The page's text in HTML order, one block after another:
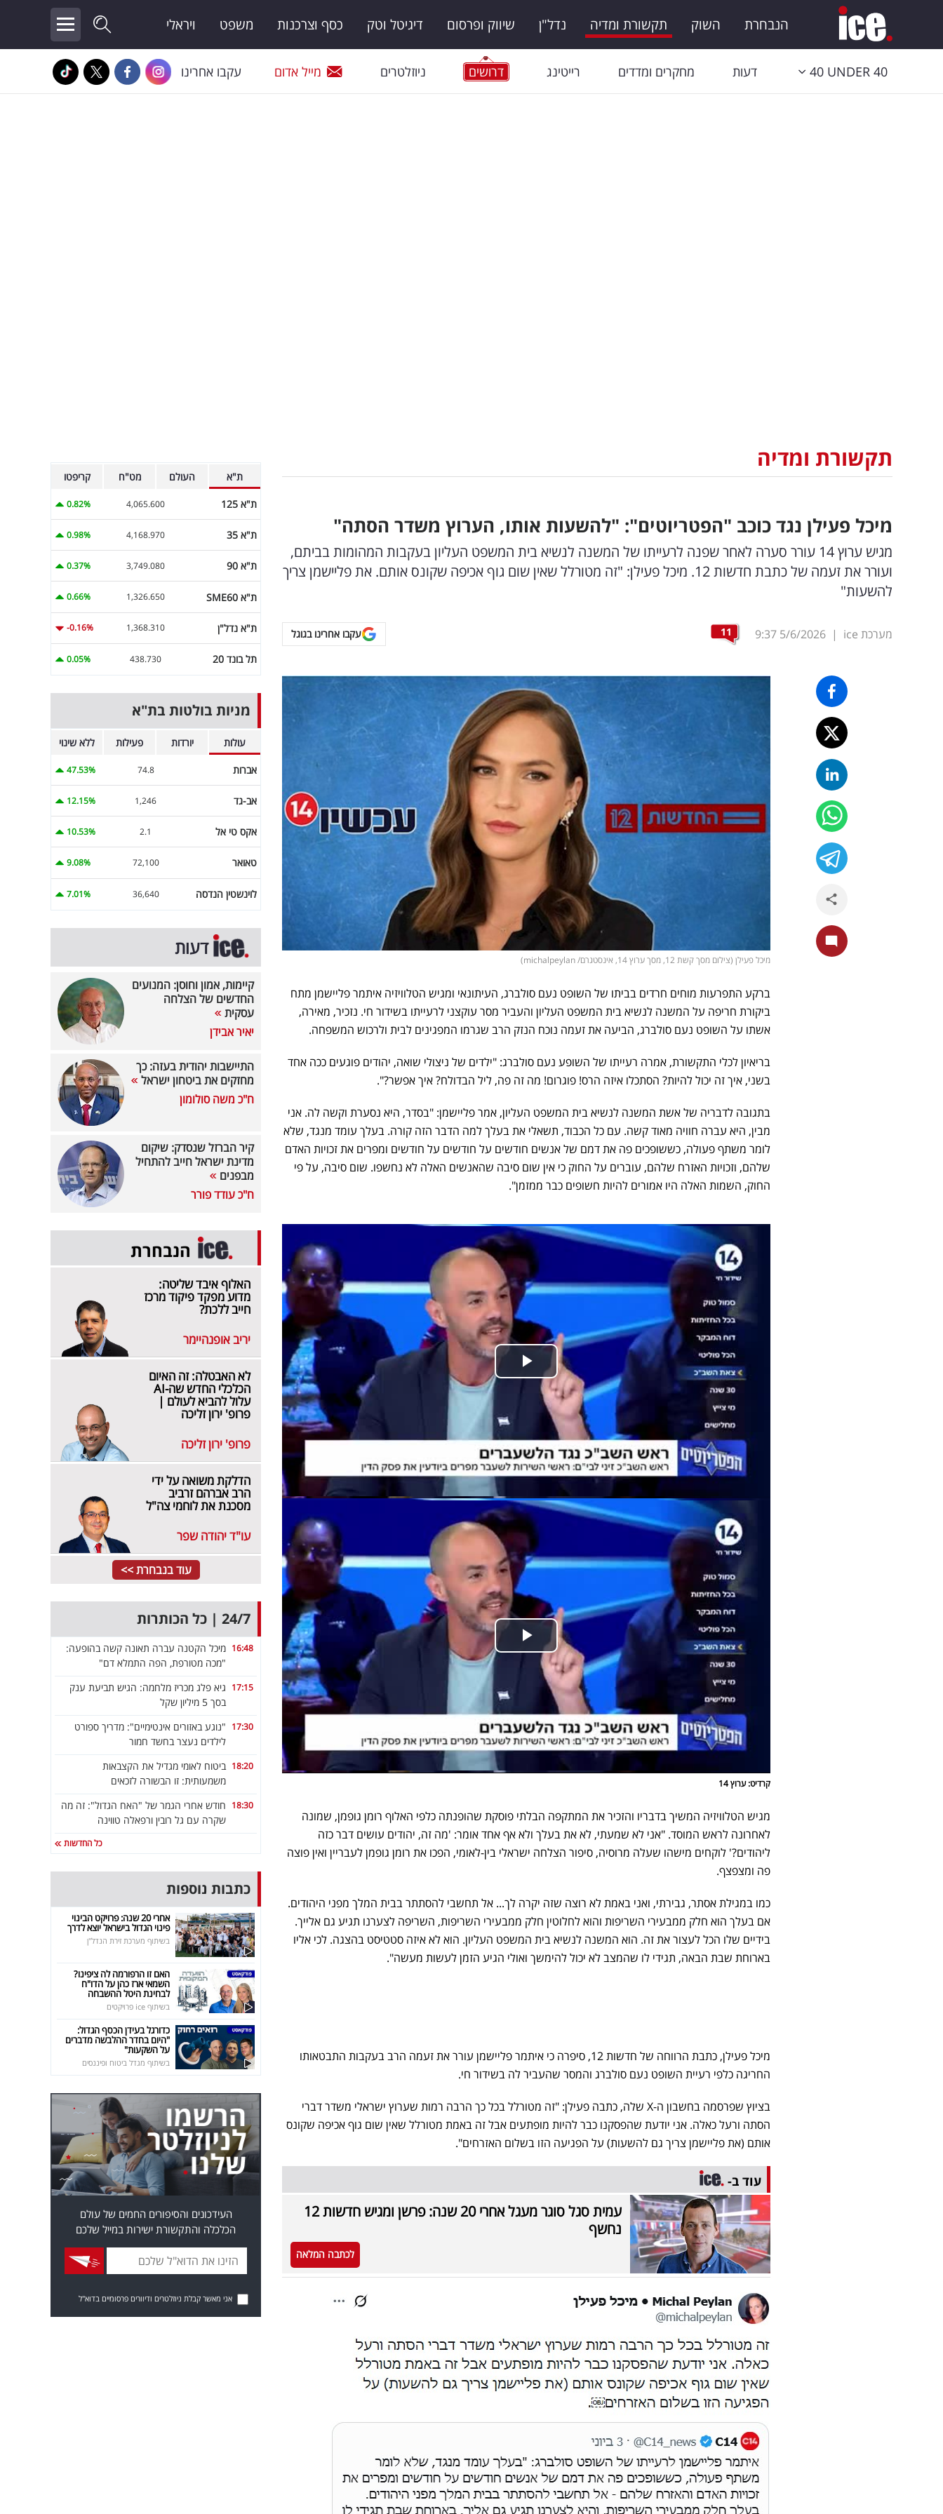
הנבחרת השוק תקשורת ומדיה נדל"ן שיווק ופרסום דיגיטל וטק כסף וצרכנות משפט ויראלי
40 UNDER 40 דעות מחקרים ומדדים רייטינג דרושים ניוזלטרים מייל אדום עקבו אחרינו
תקשורת ומדיה
מיכל פעילן נגד כוכב "הפטריוטים": "להשעות אותו, הערוץ משדר הסתה"
מגיש ערוץ 14 עורר סערה לאחר שפנה לרעייתו של המשנה לנשיא בית המשפט העליון בעקבות המהומות בביתם,
ועורר את זעמה של כתבת חדשות 12. מיכל פעילן: "זה מטורלל שאין שום גוף אכיפה שקונס אותם. את פליישמן צריך
להשעות"
מערכת ice |
5/6/2026
9:37
11 עקבו אחרינו בגוגל
מיכל פעילן (צילום מסך קשת 12, מסך ערוץ 14, אינסטגרם/ michalpeylan)
ברקע התפרעות מוחים חרדים בביתו של השופט נעם סולברג, העיתונאי ומגיש הטלוויזיה איתמר פליישמן מתח
ביקורת חריפה על המשנה לנשיא בית המשפט העליון והעביר מסר עוקצני לרעייתו בשידור חי. נזכיר, מאירה,
אשתו על השופט נעם סולברג, הביעה את זעמה נוכח הנזק הרב שגרמו המפגינים לבית ולרכוש המשפחה.
בריאיון לכלי התקשורת, אמרה רעייתו של השופע נעם סולברג: "ילדים של ניצולי שואה, יהודים פוגעים ככה אחד
בשני, איך זה יכול להיות? הסתכלו איזה הרס! פוגרום! מה זה פה, ליל הבדולח? איך אפשר?".
בתגובה לדבריה של אשת המשנה לנשיא בית המשפט העליון, אמר פליישמן: "בסדר, היא נסערת וקשה לה. אני
מבין, היא עברה חוויה מאוד קשה. עם כל הכבוד, תשאלי את בעלך למה הדבר הזה קורה. בעלך עומד מנגד, שלא
לומר משתף פעולה, כששופכים פה את דמם של אנשים חודשים על חודשים על חודשים ומפרים את זכויות האדם
שלהם, וזכויות האזרח שלהם, עוברים על החוק כי אין שום סיבה שהאנשים האלה לא נחשפו. שום סיבה, על פי
החוק, השמות האלה היו אמורים להיות חשופים כבר ממזמן".
קרדיט: ערוץ 14
מגיש הטלוויזיה המשיך בדבריו והזכיר את המתקפה הבלתי פוסקת שהופנתה כלפי האלוף רומן גופמן, שמונה
לאחרונה לראש המוסד. "אני לא שמעתי, לא את בעלך ולא אף אחד אומר: 'מה זה, יהודים עושים דבר כזה
ליהודים?' לוקחים מישהו שעלה מרוסיה, סיפור הצלחה ישראלי בין-לאומי, הפכו את רומן גופמן לעבריין ואין פוצה
פה ומצפצף.
כמו במגילת אסתר, גבירתי, ואני באמת לא רוצה שזה יקרה לך... אל תחשבי להסתתר בבית המלך מפני היהודים.
אם בעלך הוא חלק ממבעירי השריפות והוא לחלוטין חלק ממבעירי השריפות, השריפה לצערנו תגיע גם אלייך.
בידיים שלו הכל לעצור את זה. הוא המשנה לנשיא בית המשפט העליון. הוא לא איזה סטטיסט בהצגה. לכי אליו
בארוחת שבת הבאה, תגידי לו שהמצב לא יכול להימשך ואולי הגיע הזמן לעשות מעשה".
מיכל פעילן, כתבת הרווחה של חדשות 12, סיפרה כי איתמר פליישמן עורר את זעמה הרב בעקבות התבטאותו
החריגה כלפי רעיית השופט נעם סולברג והמסר שהעביר לה בשידור חי.
בציוץ שפרסמה בחשבון ה-X שלה, כתבה פעילן: "זה מטורלל בכל כך הרבה רמות שערוץ ישראלי משדר דברי
הסתה ורעל כאלה. אני יודעת שהפסקנו כבר להיות מופתעים אבל זה באמת מטורלל שאין שום גוף אכיפה שקונס
אותם (את פליישמן צריך גם להשעות) על הפגיעה הזו בשלום האזרחים".
עוד ב-
עמית סגל סוגר מעגל אחרי 20 שנה: פרשן ומגיש חדשות 12
נחשף
לכתבה המלאה
ת"א העולם מט"ח קריפטו
ת"א 125 4,065.600
0.82%
ת"א 35 4,168.970
0.98%
ת"א 90 3,749.080
0.37%
ת"א SME60 1,326.650
0.66%
ת"א נדל"ן 1,368.310
-0.16%
תל בונד 20 438.730
0.05%
מניות בולטות בת"א
עולות יורדות פעילות ללא שינוי
אברות 74.8
47.53%
אב-גד 1,246
12.15%
אקס טי אל 2.1
10.53%
טאואר 72,100
9.08%
לוינשטין הנדסה 36,640
7.01%
דעות
קיימות, אמון וחוסן: המנועים
החדשים של הצלחה
עסקית
יאיר אבידן
התיישבות יהודית בעזה: כך
מחזקים את ביטחון ישראל
ח"כ משה סולומון
קיר הברזל שנסדק: שיקום
מדינת ישראל חייב להתחיל
מבפנים
ח"כ עודד פורר
הנבחרת
האלוף איבד שליטה:
מדוע מפקד פיקוד מרכז
חייב ללכת?
יריב אופנהיימר
לא האבטלה: זה האיום
הכלכלי החדש שה-AI
עלול להביא לעולם |
פרופ' ירון זליכה
פרופ' ירון זליכה
הדלקת משואה על ידי
הרב אברהם זרביב
מסכנת את לוחמי צה"ל
עו"ד יהודה שפר
עוד בנבחרת >>
24/7 | כל הכותרות
16:48 מיכל הקטנה עברה תאונה קשה בהופעה:
"מכה מטורפת, הפה התמלא דם"
17:15 גיא פלג מכריז מלחמה: הגיש תביעת ענק
בסך 5 מיליון שקל
17:30 "נוגע באזורים אינטימיים": מדריך ספורט
לילדים נעצר בחשד חמור
18:20 ביטוח לאומי מגדיל את הקצבאות
משמעותית: זו הבשורה לזכאים
18:30 חודש אחרי הגמר של "האח הגדול": זה מה
שקרה עם גל רובין ורפאלה טווינה
כל החדשות
כתבות נוספות
אחרי 20 שנה: פרויקט הבינוי
פינוי הגדול בישראל יוצא לדרך
בשיתוף מערכת זירת הנדל"ן
האם זו הרפורמה לה ציפינו?
השמאי ארז כהן על הדו"ח
לבחינת היטל ההשבחה
בשיתוף ice פרויקטים
כדורגל בעידן הכסף הגדול:
"היום בחדר ההלבשה מדברים
על השקעות"
בשיתוף מגדל ביטוח ופיננסים
העידכונים והסיפורים החמים של עולם
הכלכלה והתקשורת ישירות במייל שלכם
אני מאשר קבלת ניוזלטרים ודיוורים פרסומיים בדוא"ל